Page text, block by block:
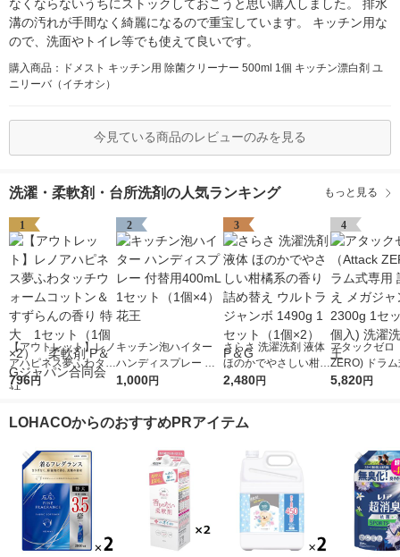
なくならないうちにストックしておこうと思い購入しました。 排水
溝の汚れが手間なく綺麗になるので重宝しています。 キッチン用な
ので、洗面やトイレ等でも使えて良いです。
購入商品：ドメスト キッチン用 除菌クリーナー 500ml 1個 キッチン漂白剤 ユ
ニリーバ（イチオシ）
今見ている商品のレビューのみを見る
洗濯・柔軟剤・台所洗剤の人気ランキング もっと見る
1
【アウトレット】レノ
アハピネス夢ふわタッ
チウォームコットン＆
2） 柔軟剤 P＆Gジ
796円
2
キッチン泡ハイター
ハンディスプレー 付
替用400mL 1セット
1,000円
3
さらさ 洗濯洗剤 液体
ほのかでやさしい柑橘
系の香り 詰め替え ウ
P＆G
2,480円
4
アタックゼロ
ZERO) ドラ
詰め替え メガ
5,820円
LOHACOからのおすすめPRアイテム